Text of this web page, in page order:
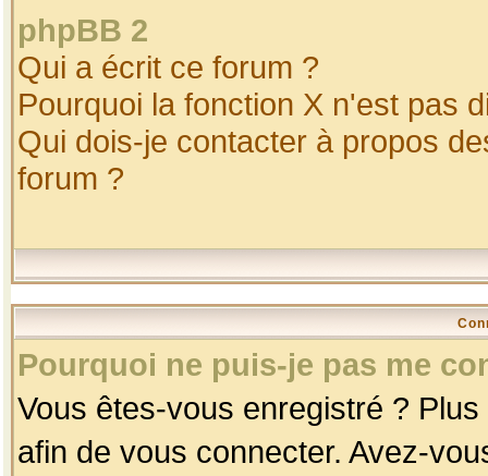
phpBB 2
Qui a écrit ce forum ?
Pourquoi la fonction X n'est pas
Qui dois-je contacter à propos
forum ?
Pourquoi ne puis-je pas me
Vous êtes-vous enregistré ?
afin de vous connecter. Avez-